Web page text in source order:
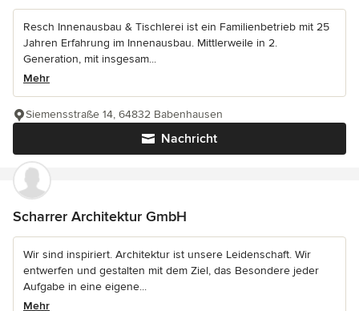
Resch Innenausbau & Tischlerei ist ein Familienbetrieb mit 25
Jahren Erfahrung im Innenausbau. Mittlerweile in 2.
Generation, mit insgesam...
Mehr
Nachricht
Siemensstraße 14, 64832 Babenhausen
Scharrer Architektur GmbH
Wir sind inspiriert. Architektur ist unsere Leidenschaft. Wir
entwerfen und gestalten mit dem Ziel, das Besondere jeder
Aufgabe in eine eigene...
Mehr